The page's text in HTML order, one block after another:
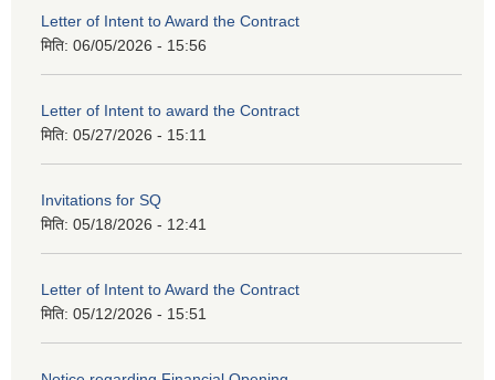
Letter of Intent to Award the Contract
मिति: 06/05/2026 - 15:56
Letter of Intent to award the Contract
मिति: 05/27/2026 - 15:11
Invitations for SQ
मिति: 05/18/2026 - 12:41
Letter of Intent to Award the Contract
मिति: 05/12/2026 - 15:51